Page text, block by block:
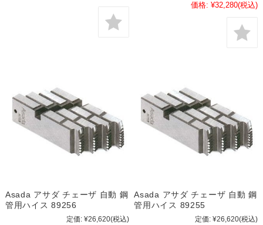
価格: ¥32,280(税込)
Asada アサダ チェーザ 自動 鋼
管用ハイス 89256
定価: ¥26,620(税込)
Asada アサダ チェーザ 自動 鋼
管用ハイス 89255
定価: ¥26,620(税込)